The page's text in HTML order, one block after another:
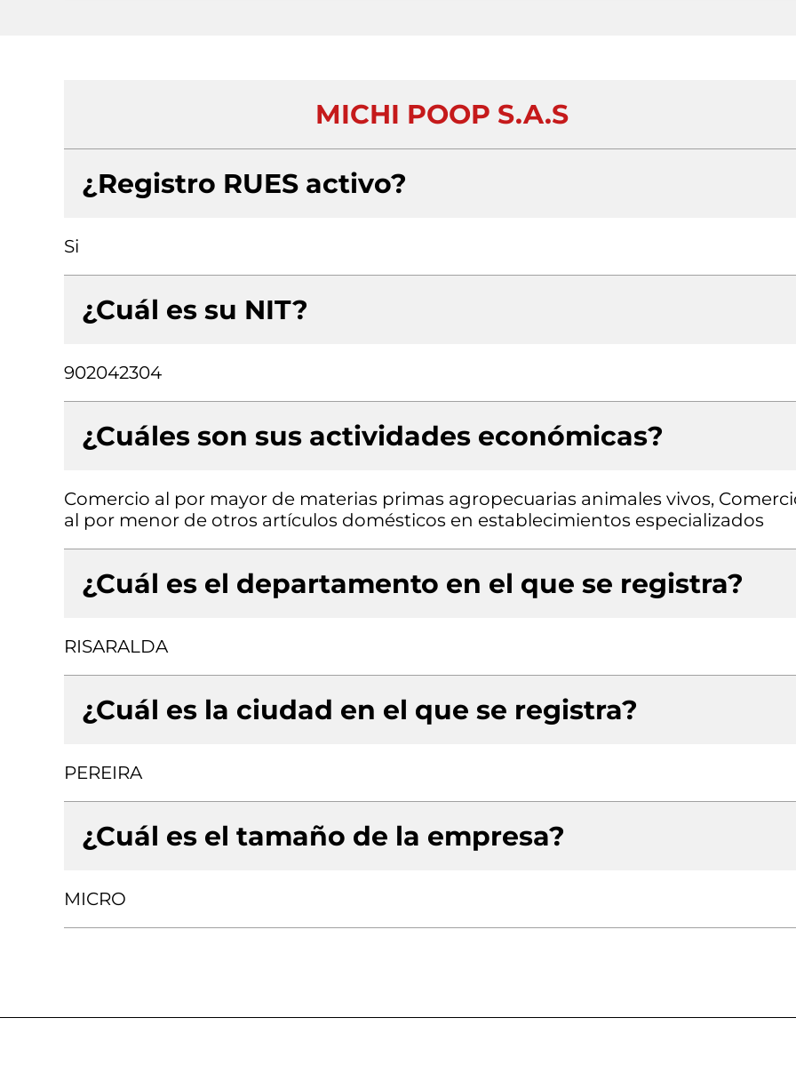
MICHI POOP S.A.S
¿Registro RUES activo?
Si
¿Cuál es su NIT?
902042304
¿Cuáles son sus actividades económicas?
Comercio al por mayor de materias primas agropecuarias animales vivos,
al por menor de otros artículos domésticos en establecimientos especializados
¿Cuál es el departamento en el que se registra?
RISARALDA
¿Cuál es la ciudad en el que se registra?
PEREIRA
¿Cuál es el tamaño de la empresa?
MICRO